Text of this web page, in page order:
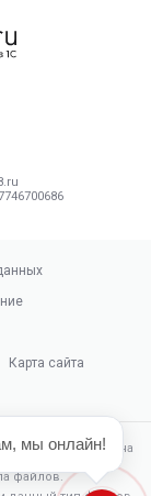
Карта сайта
свое согласие на
с настоящим
файлов.
мы онлайн!